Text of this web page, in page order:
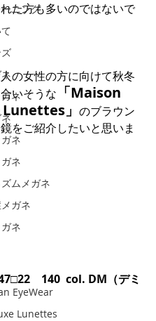
ニング
ネ
ネ
ネ
ムメガネ
ガネ
ネ
EyeWear
Lunettes
た方も多いのではないで
の女性の方に向けて秋冬
いそうな 「Maison
」 のブラウン
をご紹介したいと思いま
　140  col. DM（デミ